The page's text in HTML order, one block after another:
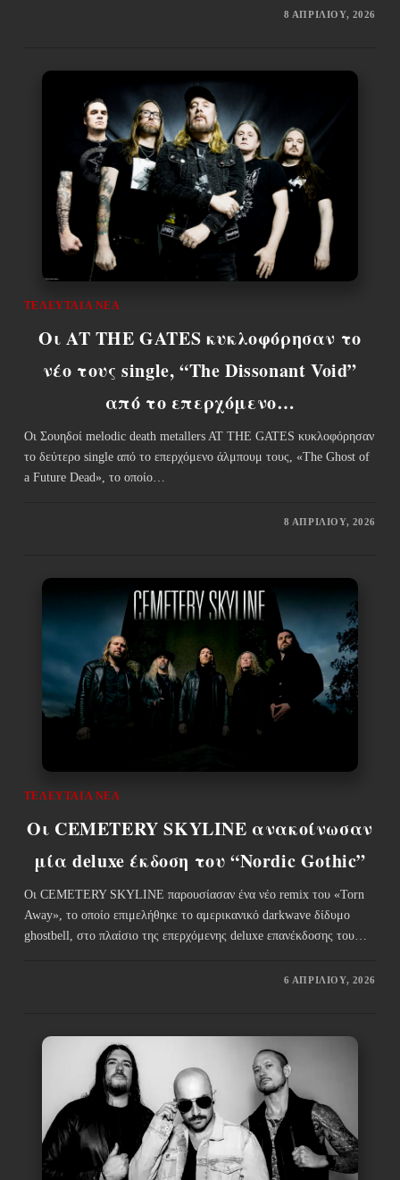
8 ΑΠΡΙΛΊΟΥ, 2026
ΤΕΛΕΥΤΑΊΑ ΝΈΑ
Οι AT THE GATES κυκλοφόρησαν το
νέο τους single, “The Dissonant Void”
από το επερχόμενο…
Οι Σουηδοί melodic death metallers AT THE GATES κυκλοφόρησαν
το δεύτερο single από το επερχόμενο άλμπουμ τους, «The Ghost of
a Future Dead», το οποίο…
8 ΑΠΡΙΛΊΟΥ, 2026
ΤΕΛΕΥΤΑΊΑ ΝΈΑ
Οι CEMETERY SKYLINE ανακοίνωσαν
μία deluxe έκδοση του “Nordic Gothic”
Οι CEMETERY SKYLINE παρουσίασαν ένα νέο remix του «Torn
Away», το οποίο επιμελήθηκε το αμερικανικό darkwave δίδυμο
ghostbell, στο πλαίσιο της επερχόμενης deluxe επανέκδοσης του…
6 ΑΠΡΙΛΊΟΥ, 2026